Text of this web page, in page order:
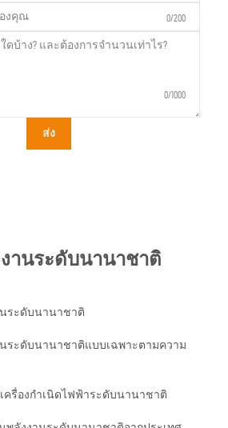
0/200
0/1000
ส่ง
านระดับนานาชาติ
ระดับนานาชาติ
ระดับนานาชาติแบบเฉพาะตามความ
ครื่องกำเนิดไฟฟ้าระดับนานาชาติ